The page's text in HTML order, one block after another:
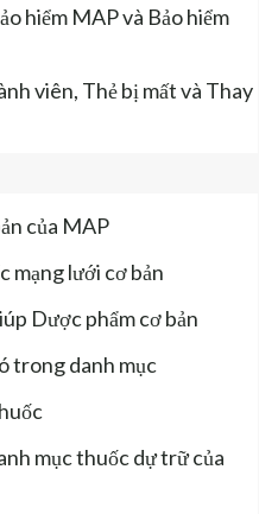
hiểm MAP và Bảo hiểm
viên, Thẻ bị mất và Thay
của MAP
mạng lưới cơ bản
Dược phẩm cơ bản
trong danh mục
mục thuốc dự trữ của